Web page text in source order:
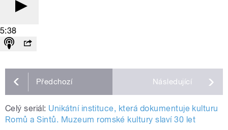
5:38
Předchozí Následující
Celý seriál: Unikátní instituce, která dokumentuje kulturu
Romů a Sintů. Muzeum romské kultury slaví 30 let